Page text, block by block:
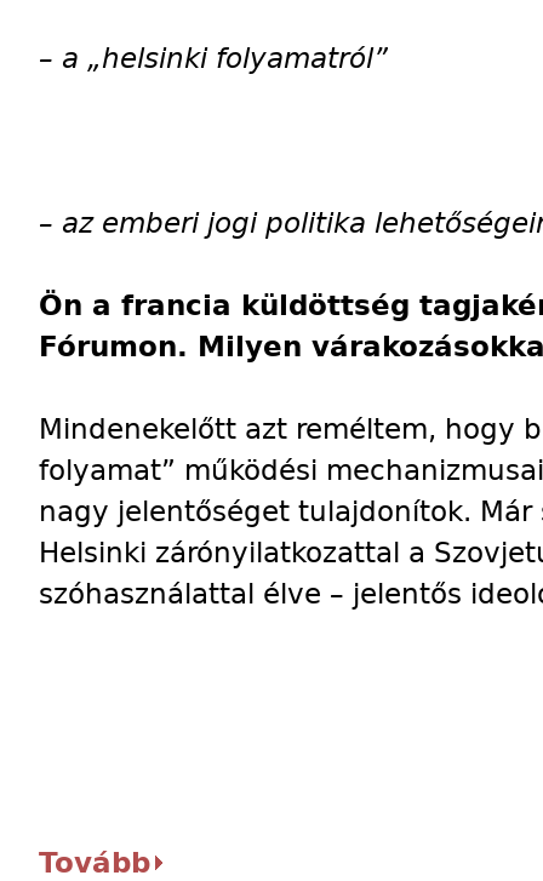
– a „helsinki folyamatról”
– az emberi jogi politika
Ön a francia küldöttség
Fórumon. Milyen
Mindenekelőtt azt reméltem, hogy
folyamat” működési
nagy jelentőséget tulajdonítok.
Helsinki zárónyilatkozattal a
szóhasználattal élve – jelentős
Tovább